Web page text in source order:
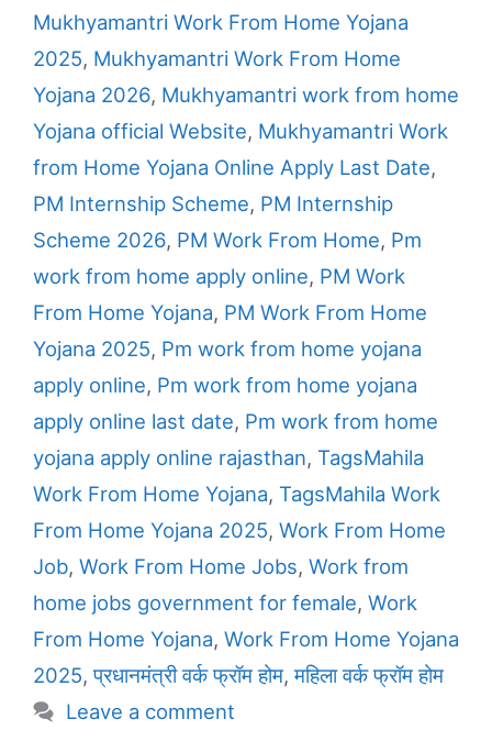
Mukhyamantri Work From Home Yojana
2025, Mukhyamantri Work From Home
Yojana 2026, Mukhyamantri work from home
Yojana official Website, Mukhyamantri Work
from Home Yojana Online Apply Last Date,
PM Internship Scheme, PM Internship
Scheme 2026, PM Work From Home, Pm
work from home apply online, PM Work
From Home Yojana, PM Work From Home
Yojana 2025, Pm work from home yojana
apply online, Pm work from home yojana
apply online last date, Pm work from home
yojana apply online rajasthan, TagsMahila
Work From Home Yojana, TagsMahila Work
From Home Yojana 2025, Work From Home
Job, Work From Home Jobs, Work from
home jobs government for female, Work
From Home Yojana, Work From Home Yojana
2025,प्रधानमंत्री वर्क फ्रॉम होम,महिला वर्क फ्रॉम होम
Leave a comment